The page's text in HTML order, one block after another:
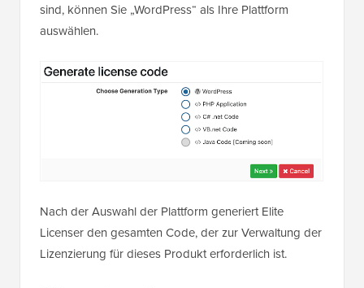
sind, können Sie „WordPress“ als Ihre Plattform
auswählen.
Nach der Auswahl der Plattform generiert Elite
Licenser den gesamten Code, der zur Verwaltung der
Lizenzierung für dieses Produkt erforderlich ist.